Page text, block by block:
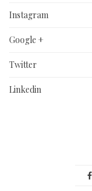
Instagram
Google +
Twitter
Linkedin